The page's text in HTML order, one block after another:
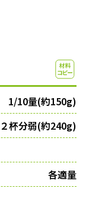
1/10量(約150g)
杯分弱(約240g)
各適量